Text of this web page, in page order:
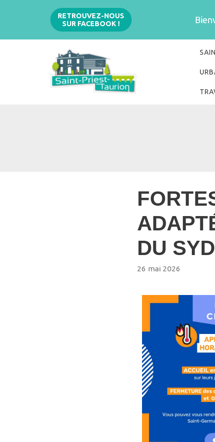
contenu
RETROUVEZ-NOUS
SUR FACEBOOK !
DU
26 mai 2026